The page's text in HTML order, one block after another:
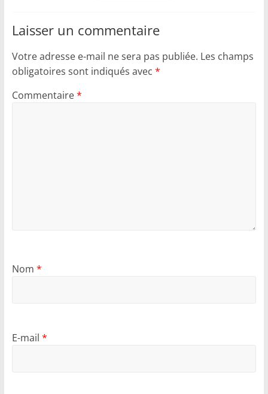
Laisser un commentaire
Votre adresse e-mail ne sera pas publiée. Les champs
obligatoires sont indiqués avec *
Commentaire*
Nom *
E-mail *